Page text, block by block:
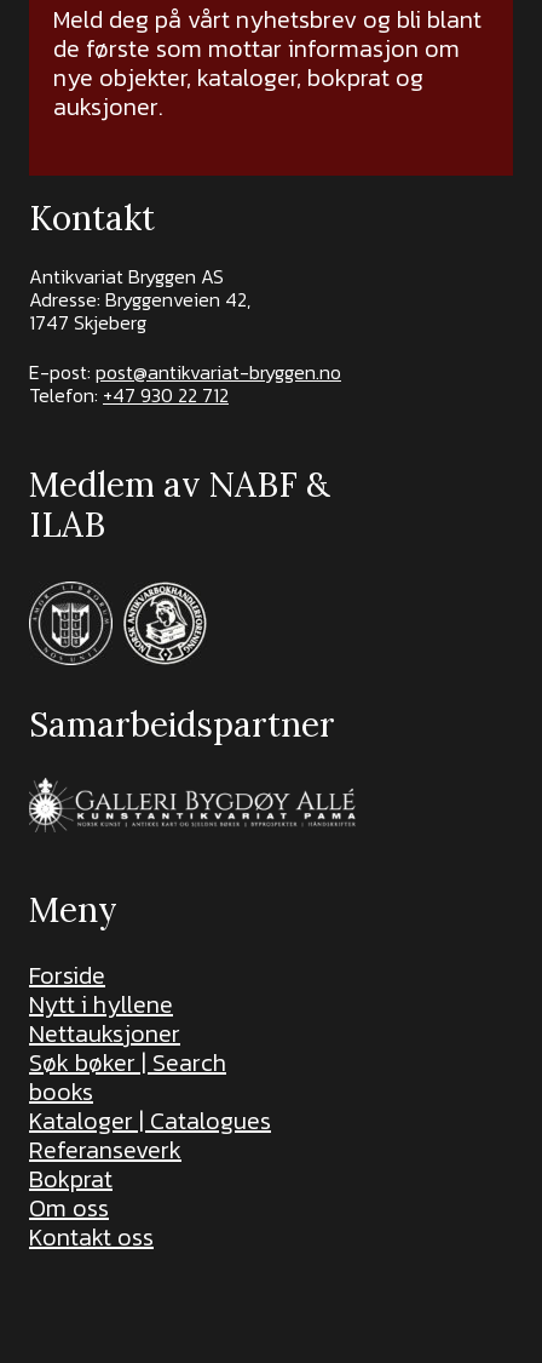
Meld deg på vårt nyhetsbrev og bli blant
de første som mottar informasjon om
nye objekter, kataloger, bokprat og
auksjoner.
Kontakt
Antikvariat Bryggen AS
Adresse: Bryggenveien 42,
1747 Skjeberg
E-post: post@antikvariat-bryggen.no
Telefon: +47 930 22 712
Medlem av NABF &
ILAB
Samarbeidspartner
Meny
Forside
Nytt i hyllene
Nettauksjoner
Søk bøker | Search
books
Kataloger | Catalogues
Referanseverk
Bokprat
Om oss
Kontakt oss